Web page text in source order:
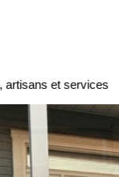
artisans et services